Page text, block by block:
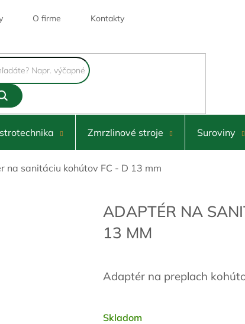
O firme Kontakty
Zmrzlinové stroje Suroviny
na sanitáciu kohútov FC - D 13 mm
ADAPTÉR NA
13 MM
Skladom
Adaptér na preplach